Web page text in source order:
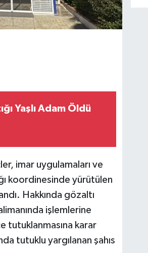
Yaşlı Adam Öldü
imar uygulamaları ve
koordinesinde yürütülen
Hakkında gözaltı
işlemlerine
tutuklanmasına karar
tutuklu yargılanan şahıs